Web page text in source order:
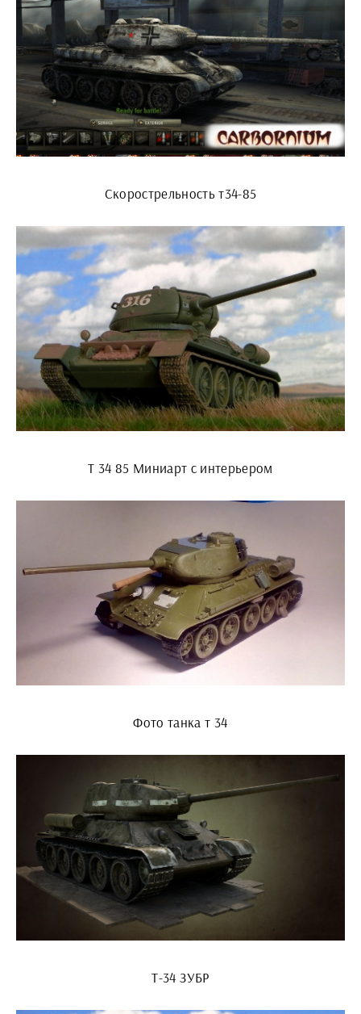
Скорострельность т34-85
Т 34 85 Миниарт с интерьером
Фото танка т 34
Т-34 ЗУБР